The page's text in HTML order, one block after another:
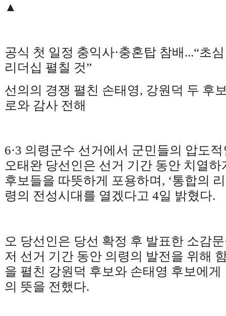
▲
공식 첫 일정 충익사·충혼탑 참배 ...“초
리더십 펼칠 것”
선의의 경쟁 펼친 손태영, 강원덕 두 후
로와 감사 전해
6·3 의령군수 선거에서 군민들의 압도
오태완 당선인은 선거 기간 동안 치열
후보들을 따뜻하게 포용하며 , ‘통합의
령의 전성시대를 열겠다고 4일 밝혔다.
오 당선인은 당선 확정 후 발표한 소감
저 선거 기간 동안 의령의 발전을 위해
을 펼친 강원덕 후보와 손태영 후보에
의 뜻을 전했다.